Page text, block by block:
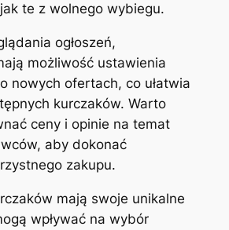
te z wolnego wybiegu.
ogłoszeń,
możliwość ustawienia
nowych ofertach, co ułatwia
kurczaków. Warto
ceny i opinie na temat
aby dokonać
zakupu.
mają swoje unikalne
wpływać na wybór